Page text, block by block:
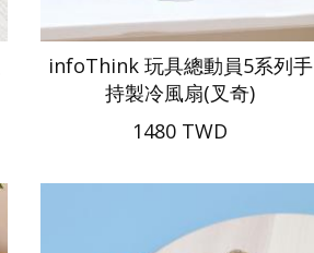
infoThink 玩具總動員5系列手
持製冷風扇(叉奇)
1480 TWD